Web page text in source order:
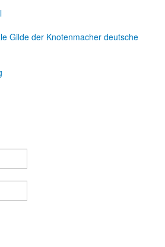
Gilde der Knotenmacher deutsche